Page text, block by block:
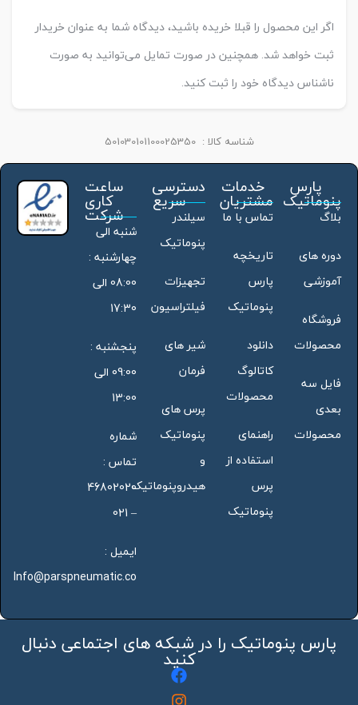
اگر این محصول را قبلا خریده باشید، دیدگاه شما به عنوان خریدار
ثبت خواهد شد. همچنین در صورت تمایل می‌توانید به صورت
ناشناس دیدگاه خود را ثبت کنید.
شناسه کالا : 501030101100025350
پارس
پنوماتیک
بلاگ
دوره های
آموزشی
فروشگاه
محصولات
فایل سه
بعدی
محصولات
خدمات
مشتریان
تماس با ما
تاریخچه
پارس
پنوماتیک
دانلود
کاتالوگ
محصولات
راهنمای
استفاده از
پرس
پنوماتیک
دسترسی
سریع
سیلندر
پنوماتیک
تجهیزات
فیلتراسیون
شیر های
فرمان
پرس های
پنوماتیک
و
هیدروپنوماتیک
ساعت
کاری
شرکت
شنبه الی
چهارشنبه :
08:00 الی
17:30
پنجشنبه :
09:00 الی
13:00
شماره
تماس :
46802020
– 021
ایمیل :
Info@parspneumatic.co
پارس پنوماتیک را در شبکه های اجتماعی دنبال
کنید